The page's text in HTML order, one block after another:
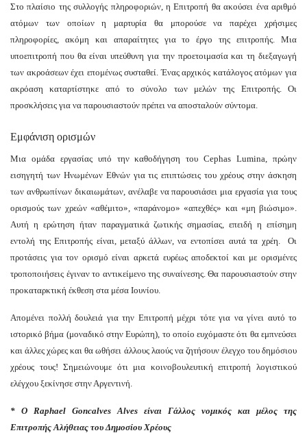
Στο πλαίσιο της συλλογής πληροφοριών, η Επιτροπή θα ακούσει ένα αριθμό
ατόμων των οποίων η μαρτυρία θα μπορούσε να παρέχει χρήσιμες
πληροφορίες, ακόμη και απαραίτητες για το έργο της επιτροπής. Μια
υποεπιτροπή που θα είναι υπεύθυνη για την προετοιμασία και τη διεξαγωγή
των ακροάσεων έχει επομένως συσταθεί. Ένας αρχικός κατάλογος ατόμων για
ακρόαση καταρτίστηκε από το σύνολο των μελών της Επιτροπής. Οι
προσκλήσεις για να παρουσιαστούν πρέπει να αποσταλούν σύντομα.
Εμφάνιση ορισμών
Μια ομάδα εργασίας υπό την καθοδήγηση του Cephas Lumina, πρώην
εισηγητή των Ηνωμένων Εθνών για τις επιπτώσεις του χρέους στην άσκηση
των ανθρωπίνων δικαιωμάτων, ανέλαβε να παρουσιάσει μια εργασία για τους
ορισμούς των χρεών «αθέμιτο», «παράνομο» «απεχθές» και «μη βιώσιμο».
Αυτή η ερώτηση ήταν παραγματικά ζωτικής σημασίας, επειδή η επίσημη
εντολή της Επιτροπής είναι, μεταξύ άλλων, να εντοπίσει αυτά τα χρέη. Οι
προτάσεις για τον ορισμό είναι αρκετά ευρέως αποδεκτοί και με ορισμένες
τροποποιήσεις έγιναν το αντικείμενο της συναίνεσης. Θα παρουσιαστούν στην
προκαταρκτική έκθεση στα μέσα Ιουνίου.
Απομένει πολλή δουλειά για την Επιτροπή μέχρι τότε για να γίνει αυτό το
ιστορικό βήμα (μοναδικό στην Ευρώπη), το οποίο ευχόμαστε ότι θα εμπνεύσει
και άλλες χώρες και θα ωθήσει άλλους λαούς να ζητήσουν έλεγχο του δημόσιου
χρέους τους! Σημειώνουμε ότι μια κοινοβουλευτική επιτροπή λογιστικού
ελέγχου ξεκίνησε στην Αργεντινή.
* Ο Raphael Goncalves Alves είναι Γάλλος νομικός και μέλος της
Επιτροπής Αλήθειας του Δημοσίου Χρέους